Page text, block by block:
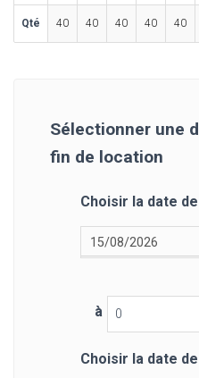
Qté 40 40 40 40 40
Sélectionner une
fin de location
Choisir la date
à
Choisir la date